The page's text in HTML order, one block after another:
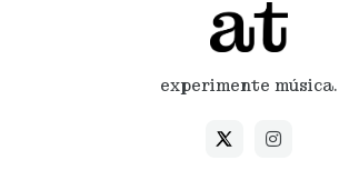
experimente música.